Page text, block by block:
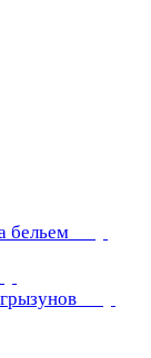
бельем